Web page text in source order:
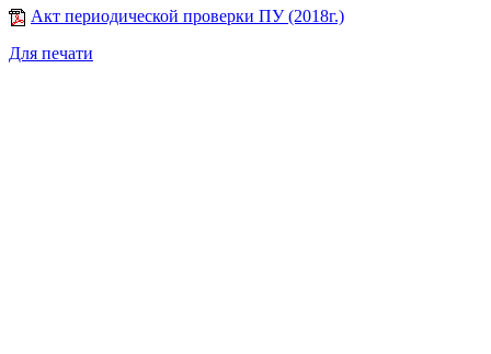
Акт периодической проверки ПУ (2018г.)
Для печати